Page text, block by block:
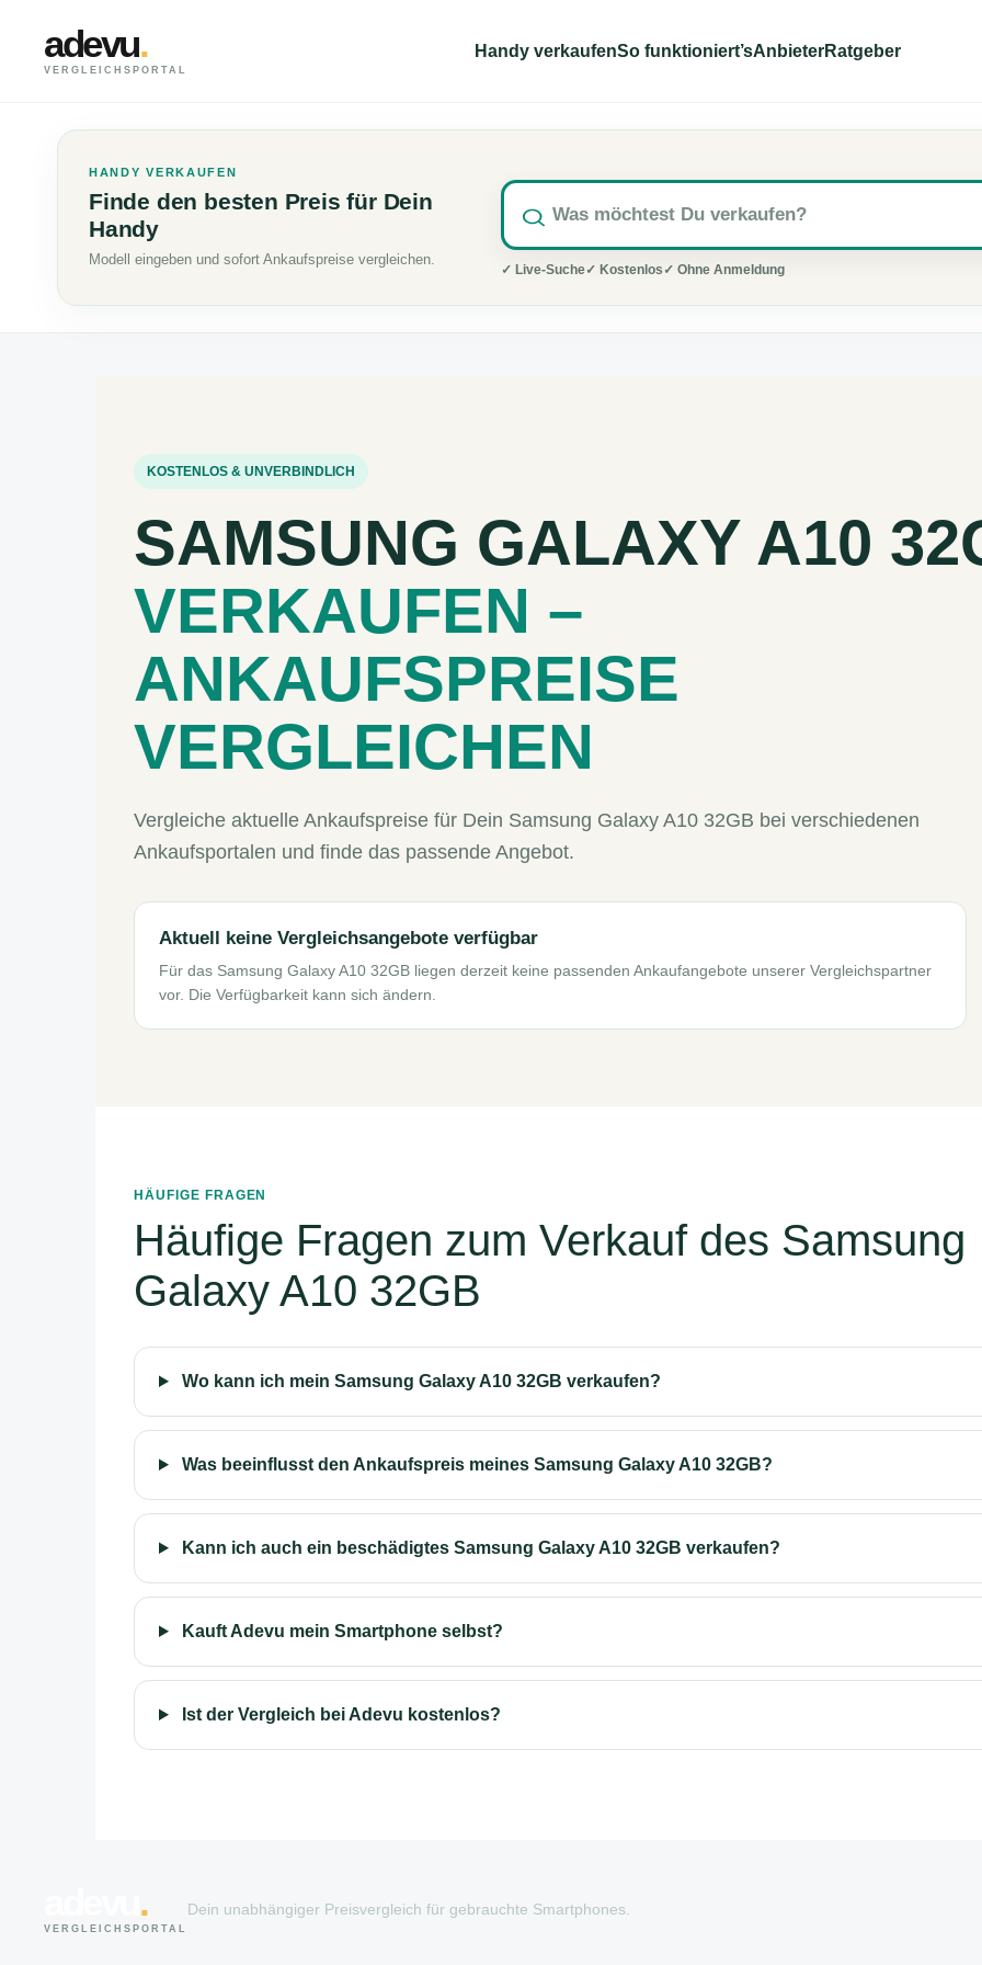
adevu.
VERGLEICHSPORTAL
Handy verkaufenSo funktioniert’sAnbieterRatgeber
HANDY VERKAUFEN
Finde den besten Preis für Dein
Handy
Modell eingeben und sofort Ankaufspreise vergleichen.
✓ Live-Suche✓ Kostenlos ✓ Ohne Anmeldung
KOSTENLOS & UNVERBINDLICH
SAMSUNG GALAXY A10
VERKAUFEN –
ANKAUFSPREISE
VERGLEICHEN
Vergleiche aktuelle Ankaufspreise für Dein Samsung Galaxy A10 32GB bei verschiedenen
Ankaufsportalen und finde das passende Angebot.
Aktuell keine Vergleichsangebote verfügbar
Für das Samsung Galaxy A10 32GB liegen derzeit keine passenden Ankaufangebote unserer Vergleichspartner
vor. Die Verfügbarkeit kann sich ändern.
HÄUFIGE FRAGEN
Häufige Fragen zum Verkauf des Samsung
Galaxy A10 32GB
Wo kann ich mein Samsung Galaxy A10 32GB verkaufen?
Was beeinflusst den Ankaufspreis meines Samsung Galaxy A10 32GB?
Kann ich auch ein beschädigtes Samsung Galaxy A10 32GB verkaufen?
Kauft Adevu mein Smartphone selbst?
Ist der Vergleich bei Adevu kostenlos?
.
VERGLEICHSPORTAL
Dein unabhängiger Preisvergleich für gebrauchte Smartphones.